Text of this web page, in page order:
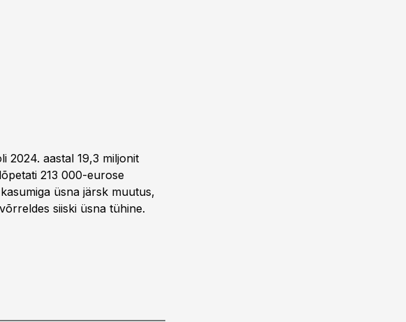
2024. aastal 19,3 miljonit
213 000-eurose
üsna järsk muutus,
siiski üsna tühine.